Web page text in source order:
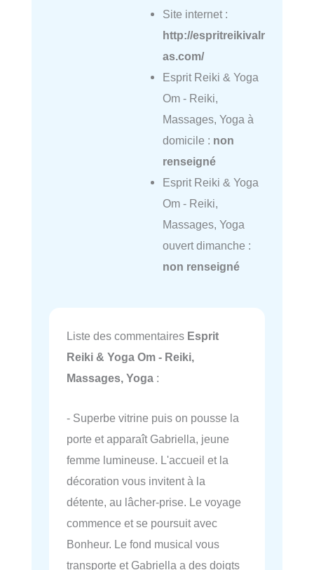
Site internet :
http://espritreikivalr
as.com/
Esprit Reiki & Yoga
Om - Reiki,
Massages, Yoga à
domicile : non
renseigné
Esprit Reiki & Yoga
Om - Reiki,
Massages, Yoga
ouvert dimanche :
non renseigné
Liste des commentaires Esprit
Reiki & Yoga Om - Reiki,
Massages, Yoga :
- Superbe vitrine puis on pousse la
porte et apparaît Gabriella, jeune
femme lumineuse. L'accueil et la
décoration vous invitent à la
détente, au lâcher-prise. Le voyage
commence et se poursuit avec
Bonheur. Le fond musical vous
transporte et Gabriella a des doigts